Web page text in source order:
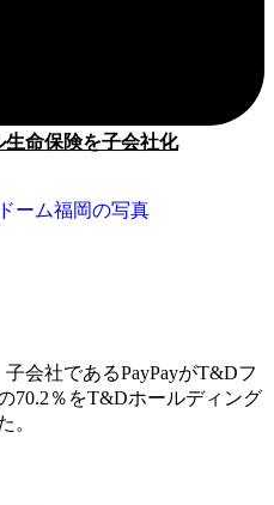
命保険を子会社化
会社であるPayPayがT&Dフ
70.2％をT&Dホールディング
。